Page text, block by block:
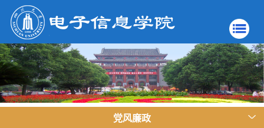
党风廉政